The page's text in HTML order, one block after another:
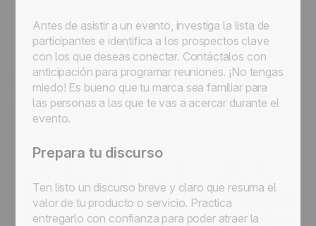
Antes de asistir a un evento, investiga la lista de
participantes e identifica a los prospectos clave
con los que deseas conectar. Contáctalos con
anticipación para programar reuniones. ¡No tengas
miedo! Es bueno que tu marca sea familiar para
las personas a las que te vas a acercar durante el
evento.
Prepara tu discurso
Ten listo un discurso breve y claro que resuma el
valor de tu producto o servicio. Practica
entregarlo con confianza para poder atraer la